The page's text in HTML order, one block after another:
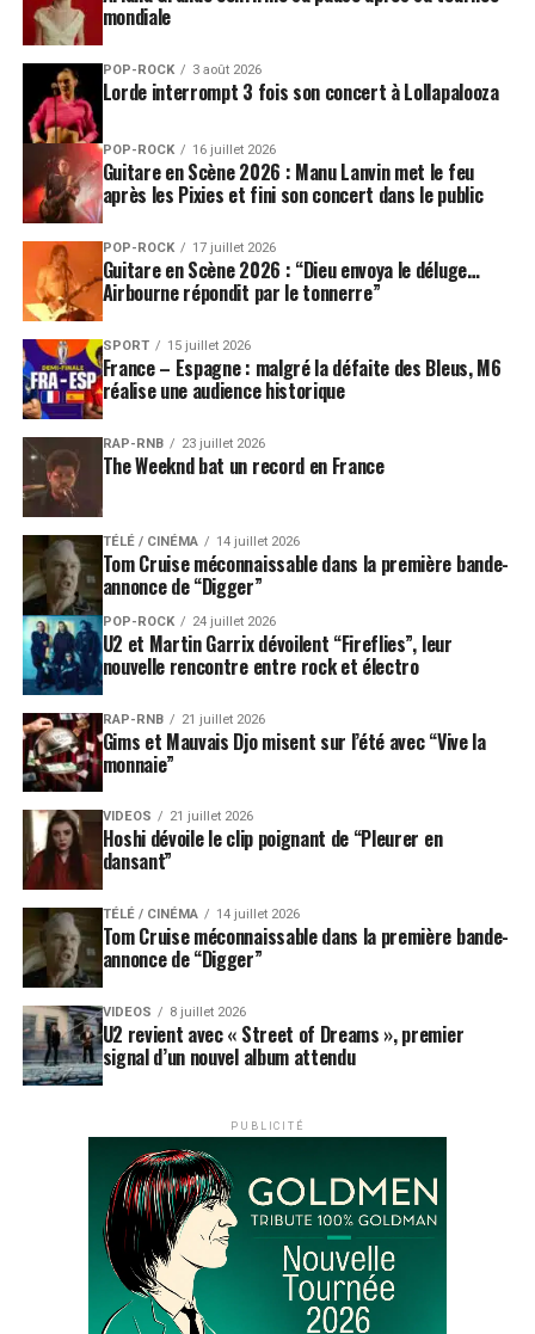
mondiale
POP-ROCK 3 août 2026
Lorde interrompt 3 fois son concert à Lollapalooza
POP-ROCK 16 juillet 2026
Guitare en Scène 2026 : Manu Lanvin met le feu
après les Pixies et fini son concert dans le public
POP-ROCK 17 juillet 2026
Guitare en Scène 2026 : “Dieu envoya le déluge…
Airbourne répondit par le tonnerre”
SPORT 15 juillet 2026
France – Espagne : malgré la défaite des Bleus, M6
réalise une audience historique
RAP-RNB 23 juillet 2026
The Weeknd bat un record en France
TÉLÉ / CINÉMA 14 juillet 2026
Tom Cruise méconnaissable dans la première bande-
annonce de “Digger”
POP-ROCK 24 juillet 2026
U2 et Martin Garrix dévoilent “Fireflies”, leur
nouvelle rencontre entre rock et électro
RAP-RNB 21 juillet 2026
Gims et Mauvais Djo misent sur l’été avec “Vive la
monnaie”
VIDEOS 21 juillet 2026
Hoshi dévoile le clip poignant de “Pleurer en
dansant”
TÉLÉ / CINÉMA 14 juillet 2026
Tom Cruise méconnaissable dans la première bande-
annonce de “Digger”
VIDEOS 8 juillet 2026
U2 revient avec « Street of Dreams », premier
signal d’un nouvel album attendu
PUBLICITÉ